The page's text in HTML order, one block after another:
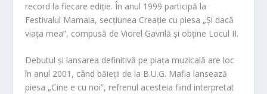
record la fiecare ediție. În anul 1999 participă la
Festivalul Mamaia, secțiunea Creație cu piesa „Și dacă
viața mea”, compusă de Viorel Gavrilă și obține Locul II.
Debutul și lansarea definitivă pe piața muzicală are loc
în anul 2001, când băieții de la B.U.G. Mafia lansează
piesa „Cine e cu noi”, refrenul acesteia fiind interpretat